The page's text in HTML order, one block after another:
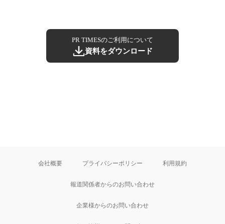
PR TIMESのご利用について
資料をダウンロード
会社概要 プライバシーポリシー 利用規約
報道関係者からのお問い合わせ
企業様からのお問い合わせ